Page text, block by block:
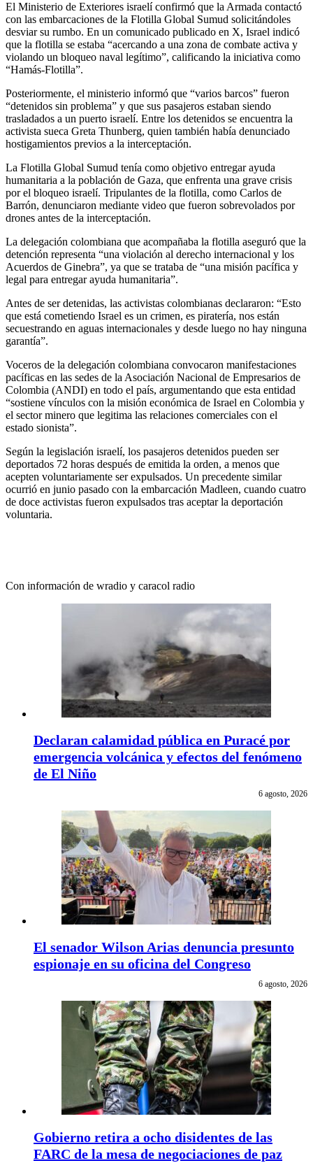
El Ministerio de Exteriores israelí confirmó que la Armada contactó
con las embarcaciones de la Flotilla Global Sumud solicitándoles
desviar su rumbo. En un comunicado publicado en X, Israel indicó
que la flotilla se estaba “acercando a una zona de combate activa y
violando un bloqueo naval legítimo”, calificando la iniciativa como
“Hamás-Flotilla”.
Posteriormente, el ministerio informó que “varios barcos” fueron
“detenidos sin problema” y que sus pasajeros estaban siendo
trasladados a un puerto israelí. Entre los detenidos se encuentra la
activista sueca Greta Thunberg, quien también había denunciado
hostigamientos previos a la interceptación.
La Flotilla Global Sumud tenía como objetivo entregar ayuda
humanitaria a la población de Gaza, que enfrenta una grave crisis
por el bloqueo israelí. Tripulantes de la flotilla, como Carlos de
Barrón, denunciaron mediante video que fueron sobrevolados por
drones antes de la interceptación.
La delegación colombiana que acompañaba la flotilla aseguró que la
detención representa “una violación al derecho internacional y los
Acuerdos de Ginebra”, ya que se trataba de “una misión pacífica y
legal para entregar ayuda humanitaria”.
Antes de ser detenidas, las activistas colombianas declararon: “Esto
que está cometiendo Israel es un crimen, es piratería, nos están
secuestrando en aguas internacionales y desde luego no hay ninguna
garantía”.
Voceros de la delegación colombiana convocaron manifestaciones
pacíficas en las sedes de la Asociación Nacional de Empresarios de
Colombia (ANDI) en todo el país, argumentando que esta entidad
“sostiene vínculos con la misión económica de Israel en Colombia y
el sector minero que legitima las relaciones comerciales con el
estado sionista”.
Según la legislación israelí, los pasajeros detenidos pueden ser
deportados 72 horas después de emitida la orden, a menos que
acepten voluntariamente ser expulsados. Un precedente similar
ocurrió en junio pasado con la embarcación Madleen, cuando cuatro
de doce activistas fueron expulsados tras aceptar la deportación
voluntaria.
Con información de wradio y caracol radio
Declaran calamidad pública en Puracé por
emergencia volcánica y efectos del fenómeno
de El Niño
6 agosto, 2026
El senador Wilson Arias denuncia presunto
espionaje en su oficina del Congreso
6 agosto, 2026
Gobierno retira a ocho disidentes de las
FARC de la mesa de negociaciones de paz